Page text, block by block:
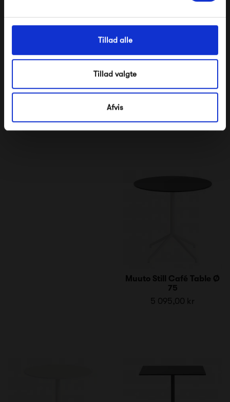
Tillad alle
Tillad valgte
Afvis
Fermob Romane Table
Muuto Linear Steel Table
Muuto Still Café Table Ø
75
5 095,00 kr